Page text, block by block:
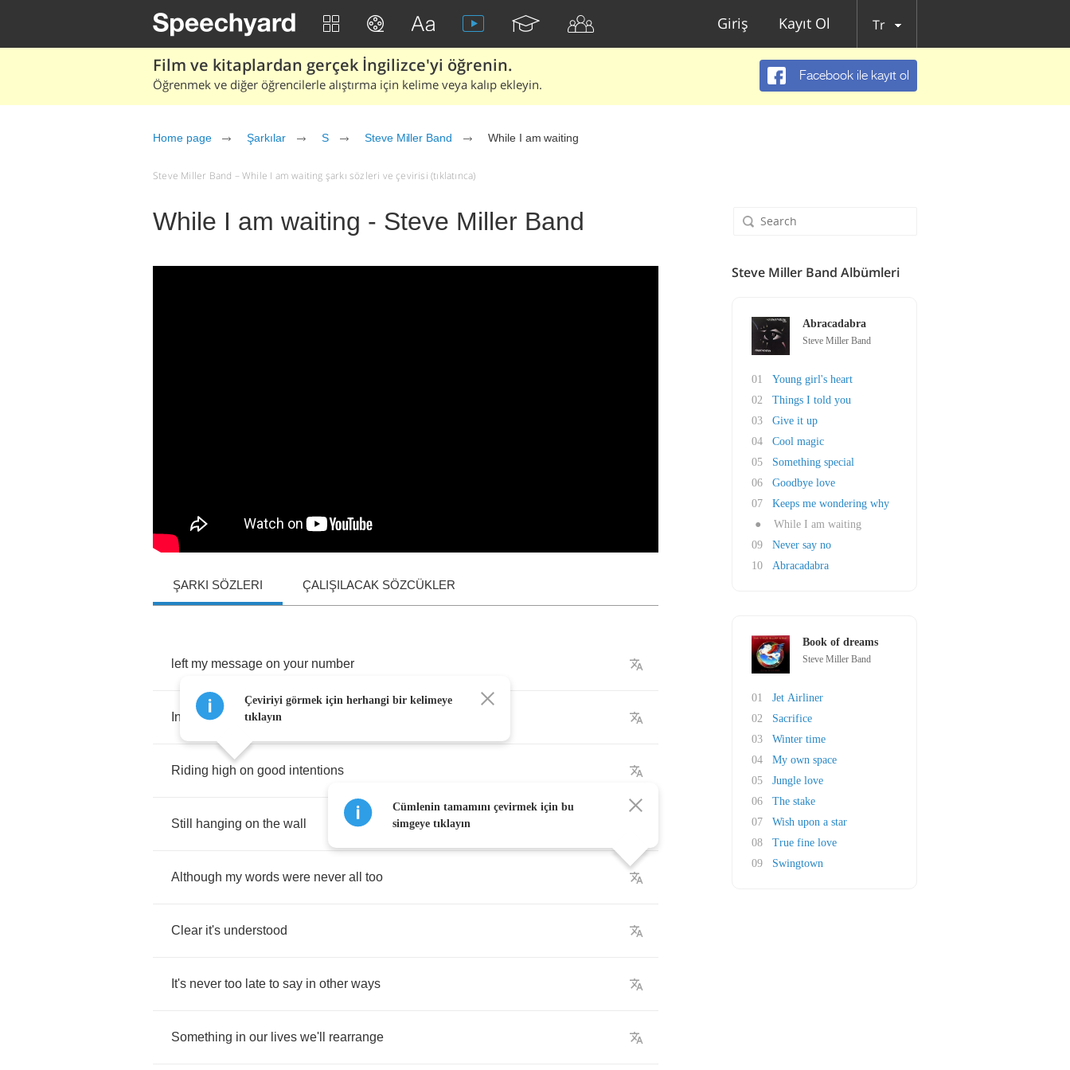
Giriş Kayıt Ol Tr
Film ve kitaplardan gerçek İngilizce'yi öğrenin.
Öğrenmek ve diğer öğrencilerle alıştırma için kelime veya kalıp ekleyin.
Facebook ile kayıt ol
Home page Şarkılar S Steve Miller Band While I am waiting
Steve Miller Band – While I am waiting şarkı sözleri ve çevirisi (tıklatınca)
While I am waiting - Steve Miller Band
ŞARKI SÖZLERI ÇALIŞILACAK SÖZCÜKLER
left my message on your number
In hopes you might
Riding high on good intentions
Still hanging on the wall
Although my words were never all too
Clear it's understood
It's never too late to say in other ways
Something in our lives we'll rearrange
Çeviriyi görmek için herhangi bir kelimeye
tıklayın
Cümlenin tamamını çevirmek için bu
simgeye tıklayın
Steve Miller Band Albümleri
Abracadabra
Steve Miller Band
01
Young girl's heart
02
Things I told you
03
Give it up
04
Cool magic
05
Something special
06
Goodbye love
07
Keeps me wondering why
●
While I am waiting
09
Never say no
10
Abracadabra
Book of dreams
Steve Miller Band
01
Jet Airliner
02
Sacrifice
03
Winter time
04
My own space
05
Jungle love
06
The stake
07
Wish upon a star
08
True fine love
09
Swingtown